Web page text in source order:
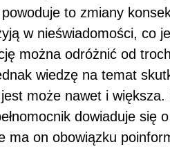
to zmiany
w nieświadomości, co
można odróżnić od
wiedzę na temat
może nawet i
dowiaduje się
ma on obowiązku